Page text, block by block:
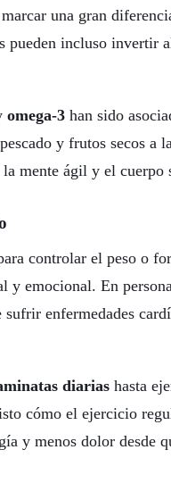
una gran
pueden incluso invertir
omega-3 han sido
y frutos secos a
mente ágil y el cuerpo
controlar el peso o
y emocional. En
enfermedades
diarias hasta
cómo el ejercicio
y menos dolor desde